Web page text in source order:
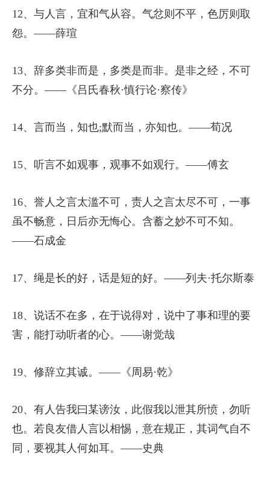
12、与人言，宜和气从容。气忿则不平，色厉则取
怨。——薛瑄
13、辞多类非而是，多类是而非。是非之经，不可
不分。——《吕氏春秋·慎行论·察传》
14、言而当，知也;默而当，亦知也。——荀况
15、听言不如观事，观事不如观行。——傅玄
16、誉人之言太滥不可，责人之言太尽不可，一事
虽不畅意，日后亦无悔心。含蓄之妙不可不知。
——石成金
17、绳是长的好，话是短的好。——列夫·托尔斯泰
18、说话不在多，在于说得对，说中了事和理的要
害，能打动听者的心。——谢觉哉
19、修辞立其诚。——《周易·乾》
20、有人告我曰某谤汝，此假我以泄其所愤，勿听
也。若良友借人言以相惕，意在规正，其词气自不
同，要视其人何如耳。——史典